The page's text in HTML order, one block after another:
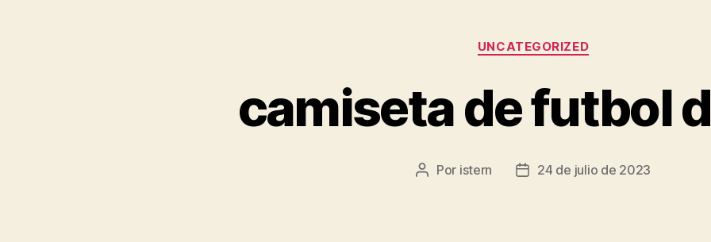
Categorías
UNCATEGORIZED
camiseta de futbol
Autor
Por istern
Fecha24 de julio de 2023